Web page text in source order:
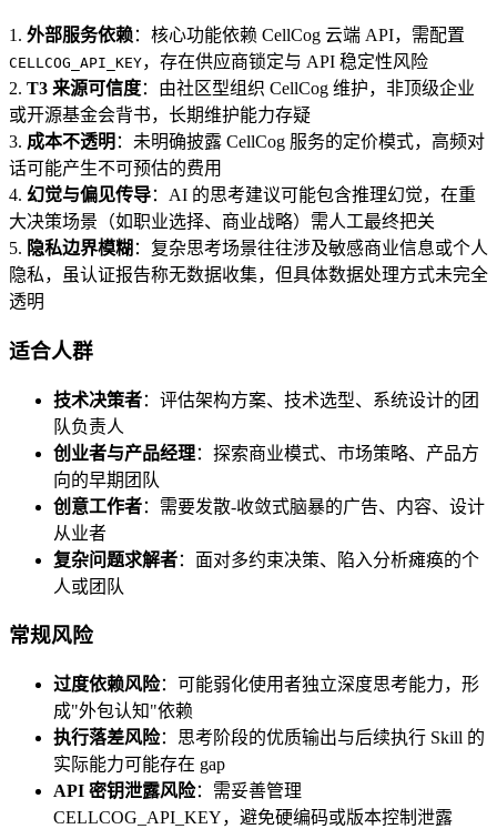
1. 外部服务依赖：核心功能依赖 CellCog 云端 API，需配置
CELLCOG_API_KEY，存在供应商锁定与 API 稳定性风险
2. T3 来源可信度：由社区型组织 CellCog 维护，非顶级企业
或开源基金会背书，长期维护能力存疑
3. 成本不透明 ：未明确披露 CellCog 服务的定价模式，高频对
话可能产生不可预估的费用
4. 幻觉与偏见传导：AI 的思考建议可能包含推理幻觉，在重
大决策场景（如职业选择、商业战略）需人工最终把关
5. 隐私边界模糊 ：复杂思考场景往往涉及敏感商业信息或个人
隐私，虽认证报告称无数据收集，但具体数据处理方式未完全
透明
适合人群
技术决策者：评估架构方案、技术选型、系统设计的团
队负责人
创业者与产品经理：探索商业模式、市场策略、产品方
向的早期团队
创意工作者：需要发散-收敛式脑暴的广告、内容、设计
从业者
复杂问题求解者：面对多约束决策、陷入分析瘫痪的个
人或团队
常规风险
过度依赖风险：可能弱化使用者独立深度思考能力，形
成"外包认知"依赖
执行落差风险：思考阶段的优质输出与后续执行 Skill 的
实际能力可能存在 gap
API 密钥泄露风险：需妥善管理
CELLCOG_API_KEY，避免硬编码或版本控制泄露